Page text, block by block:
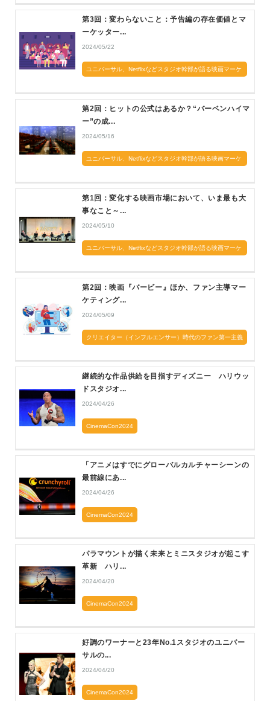
第3回：変わらないこと：予告編の存在価値とマ
ーケッター...
2024/05/22
ユニバーサル、Netflixなどスタジオ幹部が語る映画マーケ
第2回：ヒットの公式はあるか？“バーベンハイマ
ー”の成...
2024/05/16
ユニバーサル、Netflixなどスタジオ幹部が語る映画マーケ
第1回：変化する映画市場において、いま最も大
事なこと～...
2024/05/10
ユニバーサル、Netflixなどスタジオ幹部が語る映画マーケ
第2回：映画『バービー』ほか、ファン主導マー
ケティング...
2024/05/09
クリエイター（インフルエンサー）時代のファン第一主義
継続的な作品供給を目指すディズニー ハリウッ
ドスタジオ...
2024/04/26
CinemaCon2024
「アニメはすでにグローバルカルチャーシーンの
最前線にあ...
2024/04/26
CinemaCon2024
パラマウントが描く未来とミニスタジオが起こす
革新 ハリ...
2024/04/20
CinemaCon2024
好調のワーナーと23年No.1スタジオのユニバー
サルの...
2024/04/20
CinemaCon2024